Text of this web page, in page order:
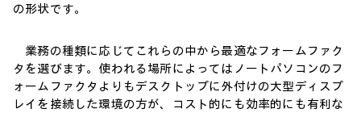
の形状です。
業務の種類に応じてこれらの中から最適なフォームファク
タを選びます。使われる場所によってはノートパソコンのフ
ォームファクタよりもデスクトップに外付けの大型ディスプ
レイを接続した環境の方が、コスト的にも効率的にも有利な